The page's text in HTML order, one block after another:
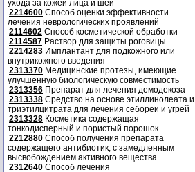
ухода за кожей лица и шеи
2214600 Способ оценки эффективности
лечения неврологических проявлений
2114602 Способ косметической обработки
2114587 Раствор для защиты роговицы
2214283 Имплантант для подкожного или
внутрикожного введения
2313370 Медицинские протезы, имеющие
улучшенную биологическую совместимость
2313356 Препарат для лечения демодекоза
2313338 Средство на основе этиллинолеата и
триэтилцитрата для лечения себореи и угрей
2313328 Косметика содержащая
тонкодисперный и пористый порошок
2212880 Способ получения препарата
содержащего антибиотик, с замедленным
высвобождением активного вещества
2312640 Способ лечения